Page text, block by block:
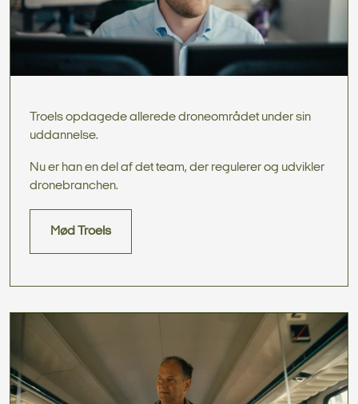
Troels opdagede allerede droneområdet under sin
uddannelse.
Nu er han en del af det team, der regulerer og udvikler
dronebranchen.
Mød Troels